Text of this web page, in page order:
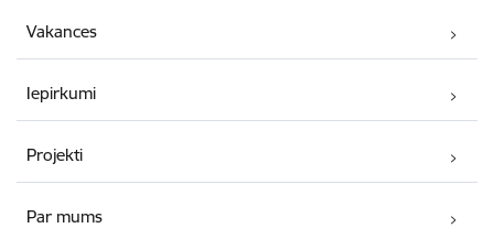
Vakances
Iepirkumi
Projekti
Par mums